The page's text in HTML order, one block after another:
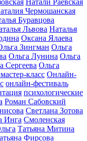
Чермошанская
Буравцова
Львова Наталья
Оксана Ялаева
Зингман Ольга
Ольга Лунина Ольга
Сергеева Ольга
класс Онлайн-
онлайн-фестиваль
психологические
Роман Сабовский
Светлана Зотова
Инга Смоленская
Татьяна Митина
Фирсова